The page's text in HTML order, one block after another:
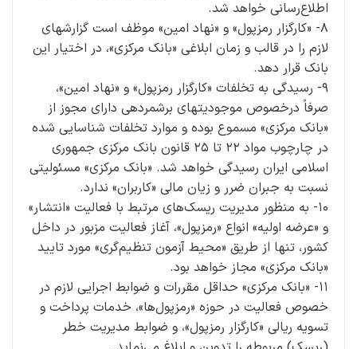
اطلاع‌رسانی خواهد شد.
۸- «کارگزار رمزپول» و «نهاد امین» موظف است گزارش­های
لازم را در قالب و زمان ابلاغی ‌«بانک مرکزی»، در اختیار ‌این
بانک قرار دهد.
۹- رسیدگی به تخلفات «کارگزار رمزپول» و «نهاد امین»،
صرفاً درخصوص موجودیت­های برشمرده­ی دارای مجوز از
‌«بانک مرکزی» مسموع بوده و موارد تخلفات شناسایی شده
در چارچوب مواد ۲۲ تا ۲۵ قانون بانک مرکزی جمهوری
اسلامی ایران رسیدگی خواهد شد. ‌«بانک مرکزی» مسئولیتی
نسبت به جبران ضرر و زیان مالی «کاربران» ندارد.
۱۰- به منظور مدیریت ریسک‌های مرتبط با فعالیت «انتشار»
و «عرضه اولیه» انواع «رمزپول»، آغاز فعالیت مزبور در داخل
کشور، تنها از طریق «محیط آزمون تنظیم‌گری» مورد تایید
‌«بانک مرکزی» مجاز خواهد بود.
۱۱- «بانک مرکزی» حداقل مقررات و ضوابط اجرایی لازم در
خصوص فعالیت در حوزه «رمزپول‌ها»، خدمات پرداخت و
تسویه ریالی «کارگزار رمزپول»، و ضوابط مدیریت خطر